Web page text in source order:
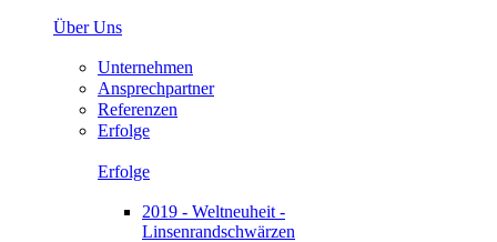
Über Uns
Unternehmen
Ansprechpartner
Referenzen
Erfolge
Erfolge
2019 - Weltneuheit -
Linsenrandschwärzen